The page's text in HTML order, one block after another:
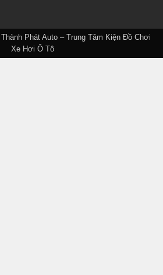
Thành Phát Auto – Trung Tâm Kiện Đồ Chơi
Xe Hơi Ô Tô